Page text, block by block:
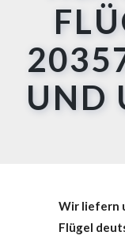
UND
Wir liefern
Flügel